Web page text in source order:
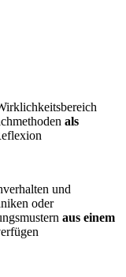
als
und
oder
aus einem